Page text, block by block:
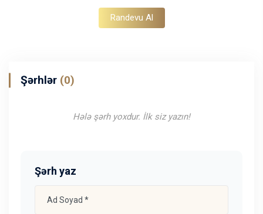
Randevu Al
Şərhlər (0)
Hələ şərh yoxdur. İlk siz yazın!
Şərh yaz